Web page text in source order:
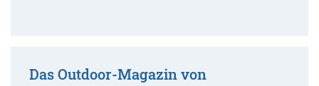
Das Outdoor-Magazin von